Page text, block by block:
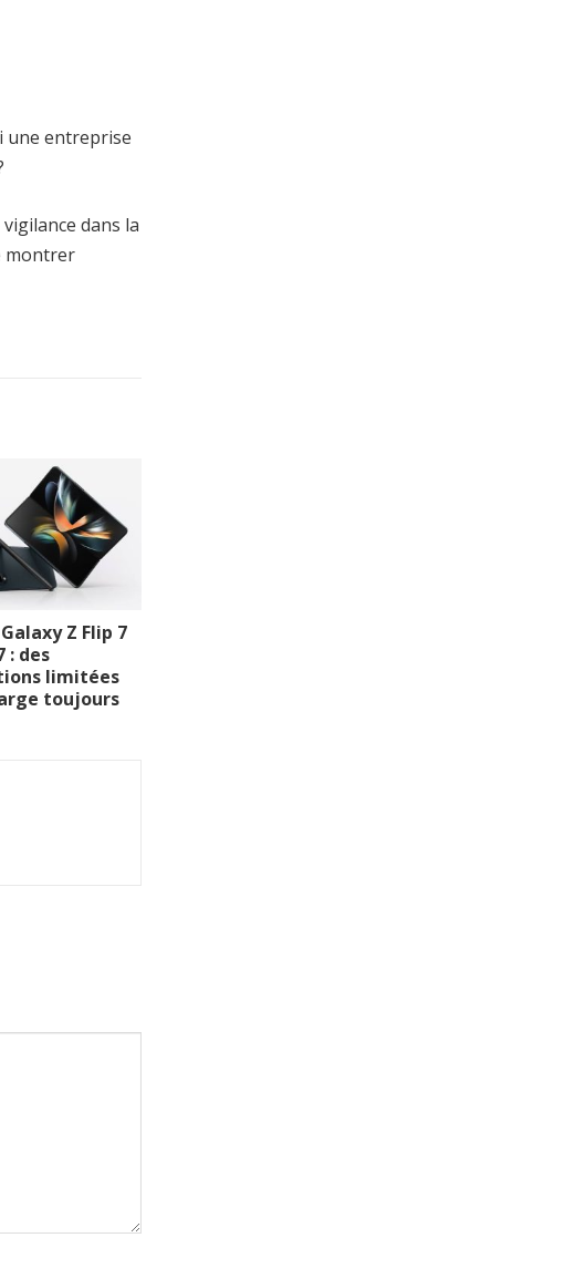
une entreprise
dans la
montrer
Z Flip 7
: des
limitées
toujours